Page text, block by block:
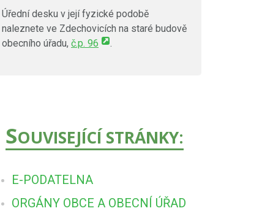
Úřední desku v její fyzické podobě
naleznete ve Zdechovicích na staré budově
obecního úřadu, č.p. 96 .
SOUVISEJÍCÍ STRÁNKY:
E-PODATELNA
ORGÁNY OBCE A OBECNÍ ÚŘAD